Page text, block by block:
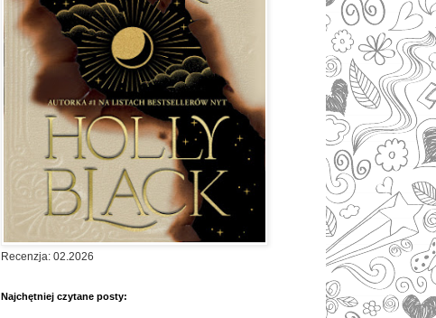
Recenzja: 02.2026
Najchętniej czytane posty: